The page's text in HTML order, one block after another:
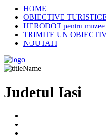
HOME
OBIECTIVE TURISTICE
HERODOT pentru muzee
TRIMITE UN
NOUTATI
Judetul Iasi